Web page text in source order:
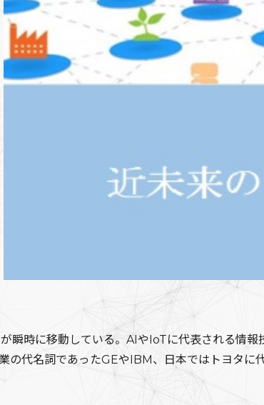
瞬時に移動している。AIやIoTに代表される情
の代名詞であったGEやIBM、日本ではトヨタに